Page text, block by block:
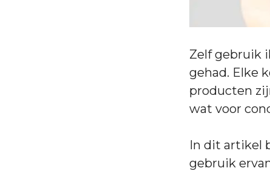
Zelf gebruik
gehad. Elke
producten
wat voor
In dit artikel
gebruik